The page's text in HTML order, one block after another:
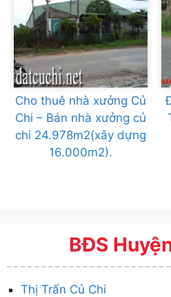
Cho thuê nhà xưởng Củ
Chi – Bán nhà xưởng củ
chi 24.978m2(xây dựng
16.000m2).
BĐS
Thị Trấn Củ Chi